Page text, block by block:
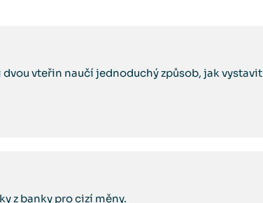
vteřin naučí jednoduchý způsob, jak vystavit
z banky pro cizí měny.